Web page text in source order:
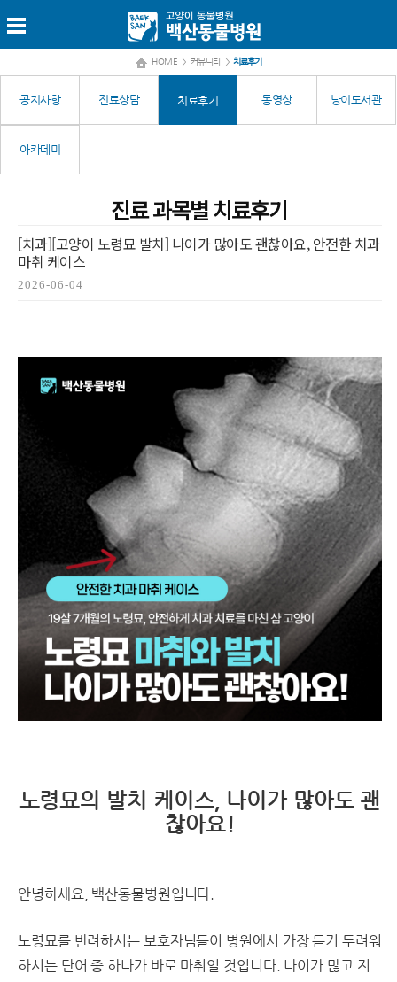
HOME > 커뮤니티 > 치료후기
공지사항 진료상담 치료후기 동영상 냥이도서관
아카데미
진료 과목별 치료후기
[치과][고양이 노령묘 발치] 나이가 많아도 괜찮아요, 안전한 치과
마취 케이스
2026-06-04
노령묘의 발치 케이스, 나이가 많아도 괜
찮아요!
안녕하세요, 백산동물병원입니다.
노령묘를 반려하시는 보호자님들이 병원에서 가장 듣기 두려워
하시는 단어 중 하나가 바로 마취일 것입니다. 나이가 많고 지